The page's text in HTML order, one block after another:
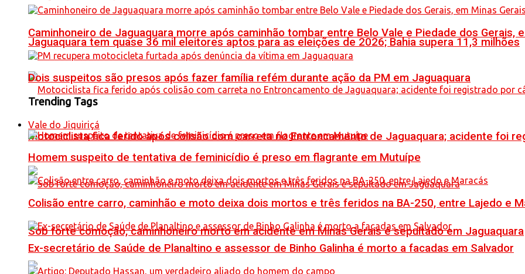
Jaguaquara tem quase 36 mil eleitores aptos para as eleições de 2026; Bahia supera 11,3 milhões
Motociclista fica ferido após colisão com carreta no Entroncamento de Jaguaquara; acidente foi
Sob forte comoção, caminhoneiro morto em acidente em Minas Gerais é sepultado em Jaguaquara
Caminhoneiro de Jaguaquara morre após caminhão tombar entre Belo Vale e Piedade dos Gerais,
Dois suspeitos são presos após fazer família refém durante ação da PM em Jaguaquara
Trending Tags
Vale do Jiquiriçá
Homem suspeito de tentativa de feminicídio é preso em flagrante em Mutuípe
Colisão entre carro, caminhão e moto deixa dois mortos e três feridos na BA-250, entre Lajedo e
Ex-secretário de Saúde de Planaltino e assessor de Binho Galinha é morto a facadas em Salvador